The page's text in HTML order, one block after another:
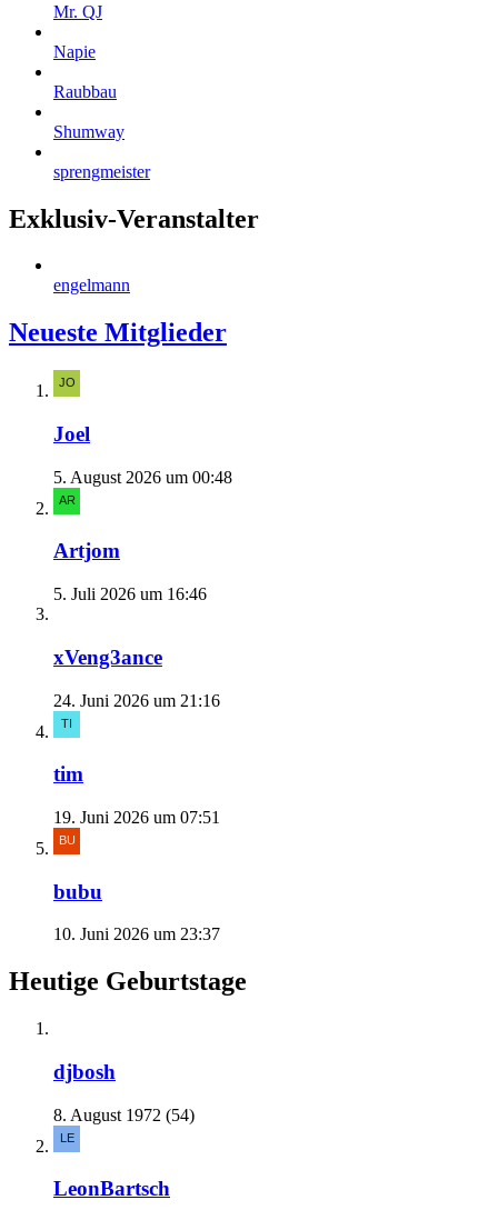
Mr. QJ
Napie
Raubbau
Shumway
sprengmeister
Exklusiv-Veranstalter
engelmann
Neueste Mitglieder
Joel
5. August 2026 um 00:48
Artjom
5. Juli 2026 um 16:46
xVeng3ance
24. Juni 2026 um 21:16
tim
19. Juni 2026 um 07:51
bubu
10. Juni 2026 um 23:37
Heutige Geburtstage
djbosh
8. August 1972 (54)
LeonBartsch